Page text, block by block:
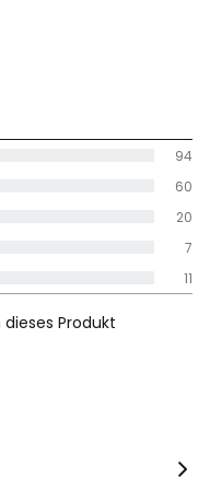
der Kunden
dieses Produkt
11
7
20
60
94
Produkt